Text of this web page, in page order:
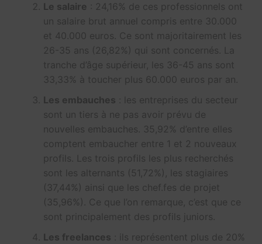
Le salaire : 24,16% de ces professionnels ont
un salaire brut annuel compris entre 30.000
et 40.000 euros. Ce sont majoritairement les
26-35 ans (26,82%) qui sont concernés. La
tranche d’âge supérieur, les 36-45 ans sont
33,33% à toucher plus 60.000 euros par an.
Les embauches : les entreprises du secteur
sont un tiers à ne pas avoir prévu de
nouvelles embauches. 35,92% d’entre elles
comptent embaucher entre 1 et 2 nouveaux
profils. Les trois profils les plus recherchés
sont les alternants (51,72%), les stagiaires
(37,44%) ainsi que les chef.fes de projet
(35,96%). Ce que l’on remarque, c’est que ce
sont principalement des profils juniors.
Les freelances : ils représentent plus de 20%